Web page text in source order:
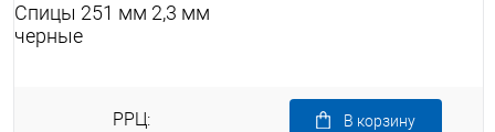
Спицы 251 мм 2,3 мм
черные
РРЦ: В корзину